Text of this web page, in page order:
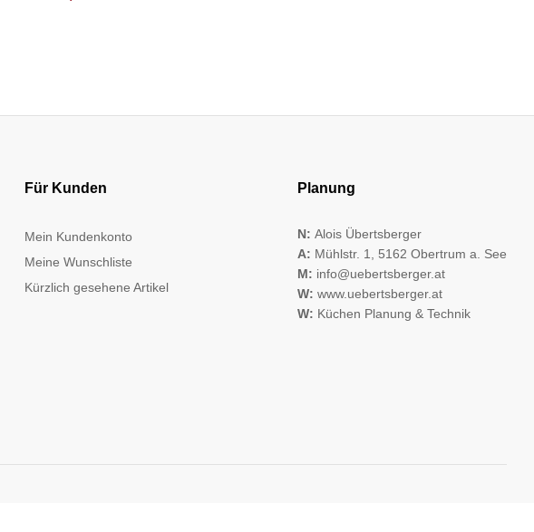
Für Kunden
Mein Kundenkonto
Meine Wunschliste
Kürzlich gesehene Artikel
Planung
N: Alois Übertsberger
A: Mühlstr. 1, 5162 Obertrum a. See
M: info@uebertsberger.at
W: www.uebertsberger.at
W: Küchen Planung & Technik